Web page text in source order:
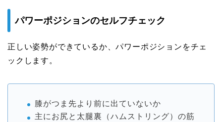
パワーポジションのセルフチェック
正しい姿勢ができているか、パワーポジションをチェ
ックします。
膝がつま先より前に出ていないか
主にお尻と太腿裏（ハムストリング）の筋